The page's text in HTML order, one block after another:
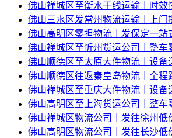
佛山禅城区至衡水干线运输｜时效
佛山三水区发常州物流运输｜上门
佛山高明区零担物流｜发保定一站
佛山禅城区至忻州货运公司｜整车
佛山顺德区至太原大件物流｜设备
佛山顺德区往返秦皇岛物流｜全程
佛山禅城区至重庆大件物流｜设备
佛山高明区至上海货运公司｜整车
佛山禅城区物流公司｜发往徐州低
佛山高明区物流公司｜发往长沙低